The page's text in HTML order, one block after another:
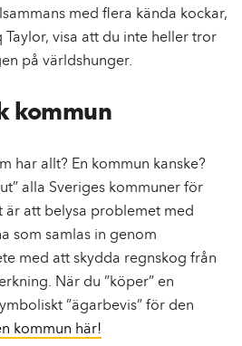
med flera kända kockar,
Taylor, visa att du inte heller tror
på världshunger.
kommun
har allt? En kommun kanske?
alla Sveriges kommuner för
är att belysa problemet med
som samlas in genom
med att skydda regnskog från
När du ”köper” en
”ägarbevis” för den
kommun här!